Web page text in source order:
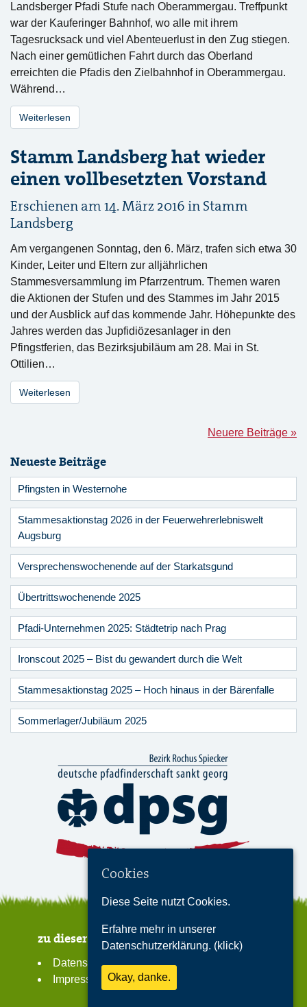
Landsberger Pfadi Stufe nach Oberammergau. Treffpunkt
war der Kauferinger Bahnhof, wo alle mit ihrem
Tagesrucksack und viel Abenteuerlust in den Zug stiegen.
Nach einer gemütlichen Fahrt durch das Oberland
erreichten die Pfadis den Zielbahnhof in Oberammergau.
Während…
Weiterlesen
Stamm Landsberg hat wieder
einen vollbesetzten Vorstand
Erschienen am 14. März 2016 in Stamm
Landsberg
Am vergangenen Sonntag, den 6. März, trafen sich etwa 30
Kinder, Leiter und Eltern zur alljährlichen
Stammesversammlung im Pfarrzentrum. Themen waren
die Aktionen der Stufen und des Stammes im Jahr 2015
und der Ausblick auf das kommende Jahr. Höhepunkte des
Jahres werden das Jupfidiözesanlager in den
Pfingstferien, das Bezirksjubiläum am 28. Mai in St.
Ottilien…
Weiterlesen
Neuere Beiträge »
Neueste Beiträge
Pfingsten in Westernohe
Stammesaktionstag 2026 in der Feuerwehrerlebniswelt
Augsburg
Versprechenswochenende auf der Starkatsgund
Übertrittswochenende 2025
Pfadi-Unternehmen 2025: Städtetrip nach Prag
Ironscout 2025 – Bist du gewandert durch die Welt
Stammesaktionstag 2025 – Hoch hinaus in der Bärenfalle
Sommerlager/Jubiläum 2025
zu dieser Seite
Datenschutzerklärung
Impressum
Cookies
Diese Seite nutzt Cookies.
Erfahre mehr in unserer
Datenschutzerklärung. (klick)
Okay, danke.